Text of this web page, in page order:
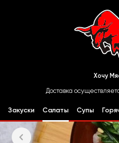
Хочу
Доставка
Закуски Салаты Супы